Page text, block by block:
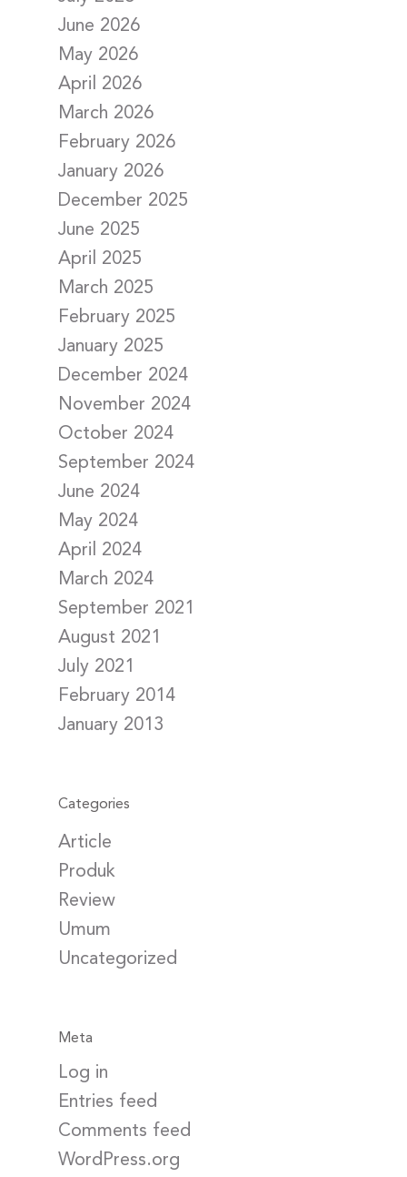
June 2026
May 2026
April 2026
March 2026
February 2026
January 2026
December 2025
June 2025
April 2025
March 2025
February 2025
January 2025
December 2024
November 2024
October 2024
September 2024
June 2024
May 2024
April 2024
March 2024
September 2021
August 2021
July 2021
February 2014
January 2013
Categories
Article
Produk
Review
Umum
Uncategorized
Meta
Log in
Entries feed
Comments feed
WordPress.org